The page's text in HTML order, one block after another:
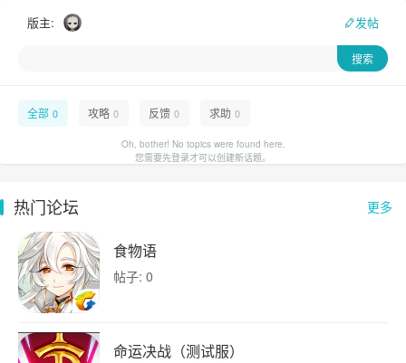
版主: 发帖
全部 0 攻略 0 反馈 0 求助 0
Oh, bother! No topics were found here.
您需要先登录才可以创建新话题。
更多
热门论坛
食物语
帖子: 0
命运决战（测试服）